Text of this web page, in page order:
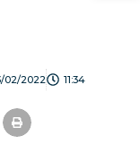
02/2022 11:34